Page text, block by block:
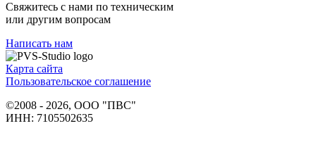
Свяжитесь с нами по техническим
или другим вопросам
Написать нам
Карта сайта
Пользовательское соглашение
©2008 - 2026, ООО "ПВС"
ИНН: 7105502635